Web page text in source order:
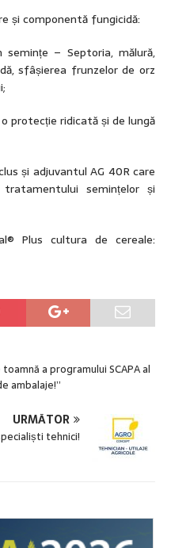
și componentă fungicidă:
– Septoria, mălură,
sfâșierea frunzelor de orz
protecție ridicată și de lungă
și adjuvantul AG 40R care
semințelor și
Plus cultura de cereale:
a programului SCAPA al
ambalaje!”
URMĂTOR
tehnici!